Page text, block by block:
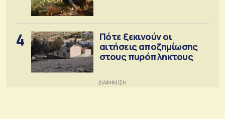
4
Πότε ξεκινούν οι
αιτήσεις αποζημίωσης
στους πυρόπληκτους